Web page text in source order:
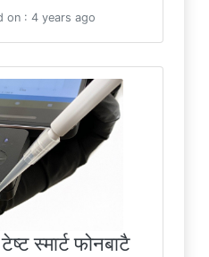
on : 4 years ago
स्मार्ट फोनबाटै